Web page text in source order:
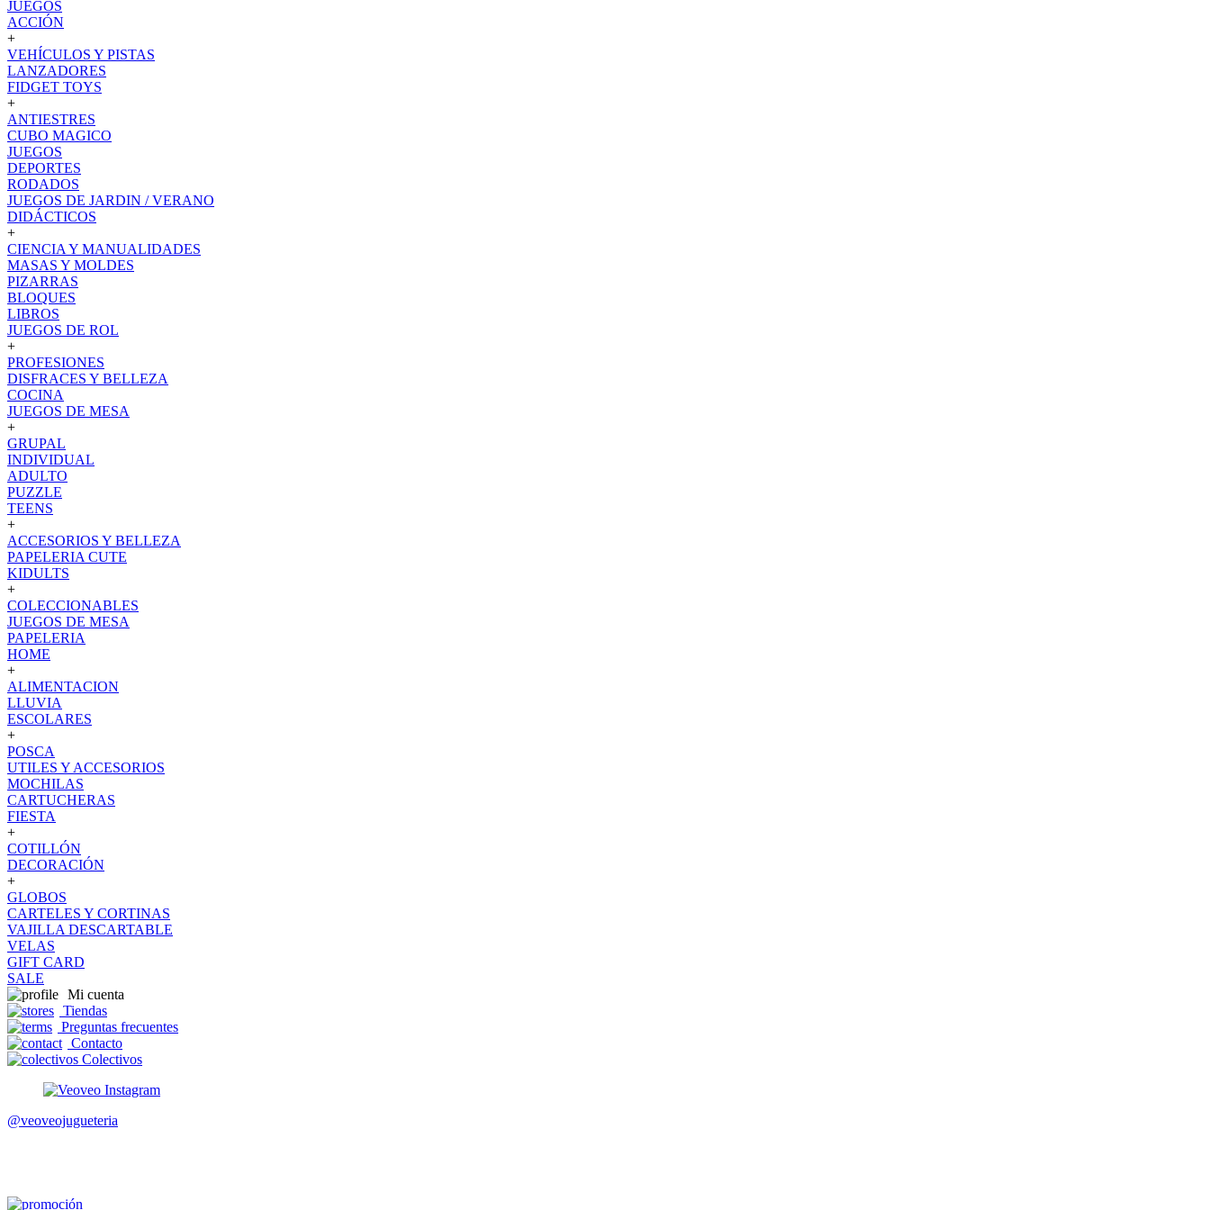
JUEGOS
ACCIÓN
+
VEHÍCULOS Y PISTAS
LANZADORES
FIDGET TOYS
+
ANTIESTRES
CUBO MAGICO
JUEGOS
DEPORTES
RODADOS
JUEGOS DE JARDIN / VERANO
DIDÁCTICOS
+
CIENCIA Y MANUALIDADES
MASAS Y MOLDES
PIZARRAS
BLOQUES
LIBROS
JUEGOS DE ROL
+
PROFESIONES
DISFRACES Y BELLEZA
COCINA
JUEGOS DE MESA
+
GRUPAL
INDIVIDUAL
ADULTO
PUZZLE
TEENS
+
ACCESORIOS Y BELLEZA
PAPELERIA CUTE
KIDULTS
+
COLECCIONABLES
JUEGOS DE MESA
PAPELERIA
HOME
+
ALIMENTACION
LLUVIA
ESCOLARES
+
POSCA
UTILES Y ACCESORIOS
MOCHILAS
CARTUCHERAS
FIESTA
+
COTILLÓN
DECORACIÓN
+
GLOBOS
CARTELES Y CORTINAS
VAJILLA DESCARTABLE
VELAS
GIFT CARD
SALE
Mi cuenta
Tiendas
Preguntas frecuentes
Contacto
Colectivos
@veoveojugueteria